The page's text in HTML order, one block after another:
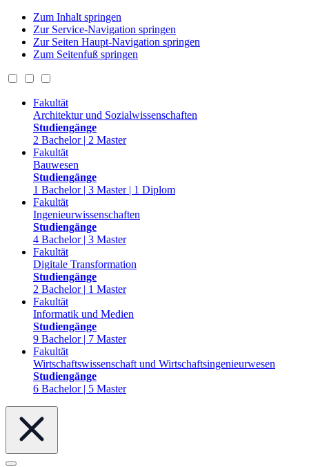
Zum Inhalt springen
Zur Service-Navigation springen
Zur Seiten Haupt-Navigation springen
Zum Seitenfuß springen
Fakultät
Architektur und Sozialwissenschaften
Studiengänge
2 Bachelor | 2 Master
Fakultät
Bauwesen
Studiengänge
1 Bachelor | 3 Master | 1 Diplom
Fakultät
Ingenieurwissenschaften
Studiengänge
4 Bachelor | 3 Master
Fakultät
Digitale Transformation
Studiengänge
2 Bachelor | 1 Master
Fakultät
Informatik und Medien
Studiengänge
9 Bachelor | 7 Master
Fakultät
Wirtschaftswissenschaft und Wirtschaftsingenieurwesen
Studiengänge
6 Bachelor | 5 Master